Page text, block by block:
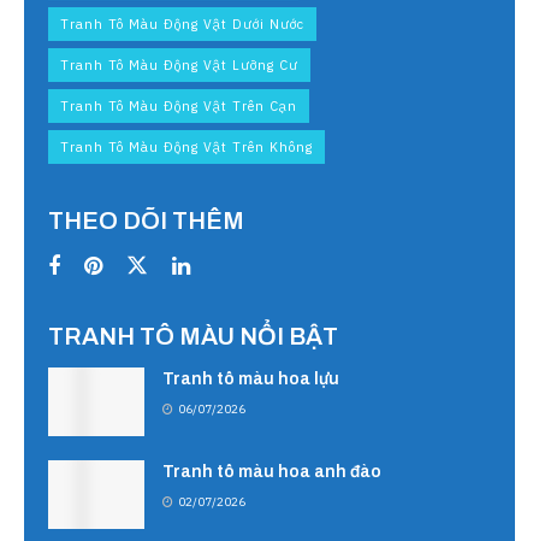
Tranh Tô Màu Động Vật Dưới Nước
Tranh Tô Màu Động Vật Lưỡng Cư
Tranh Tô Màu Động Vật Trên Cạn
Tranh Tô Màu Động Vật Trên Không
THEO DÕI THÊM
TRANH TÔ MÀU NỔI BẬT
Tranh tô màu hoa lựu
06/07/2026
Tranh tô màu hoa anh đào
02/07/2026